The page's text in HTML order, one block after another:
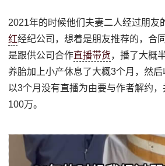
2021年的时候他们夫妻二人经过朋友
红经纪公司，想着是朋友推荐的，合
是跟供公司合作直播带货，播了大概
养胎加上小产休息了大概3个月，然后
以3个月没有直播为由要与作者解约
100万。